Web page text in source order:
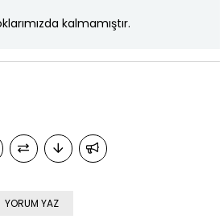
kalmamıştır.
YORUM YAZ